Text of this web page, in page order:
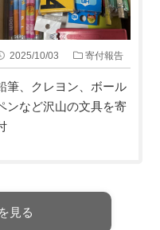
2025/10/03 寄付報告
筆、クレヨン、ボール
ンなど沢山の文具を寄
見る